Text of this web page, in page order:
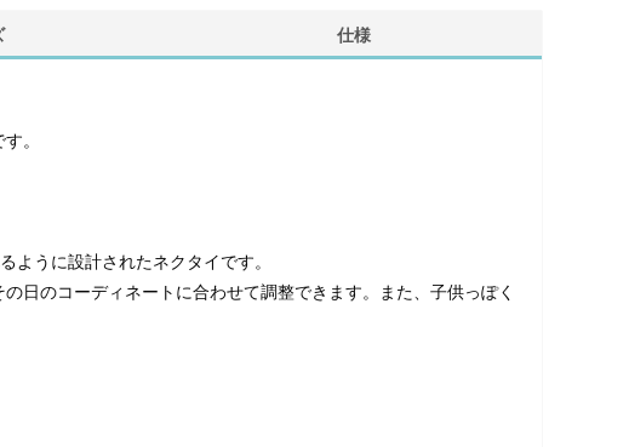
仕様
。
ように設計されたネクタイです。
日のコーディネートに合わせて調整できます。また、子供っぽく